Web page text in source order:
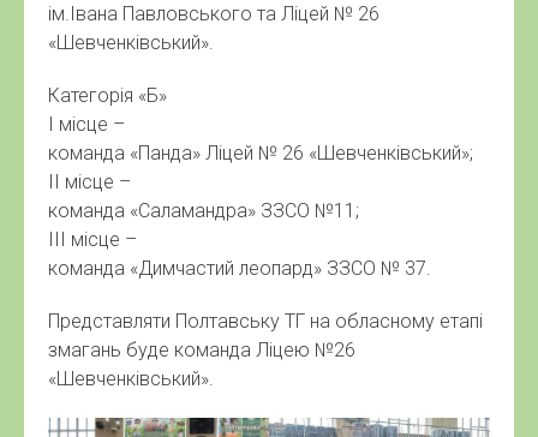
ім.Івана Павловського та Ліцей № 26
«Шевченківський».
Категорія «Б»
І місце –
команда «Панда» Ліцей № 26 «Шевченківський»;
ІІ місце –
команда «Саламандра» ЗЗСО №11;
ІІІ місце –
команда «Димчастий леопард» ЗЗСО № 37.
Представляти Полтавську ТГ на обласному етапі
змагань буде команда Ліцею №26
«Шевченківський».